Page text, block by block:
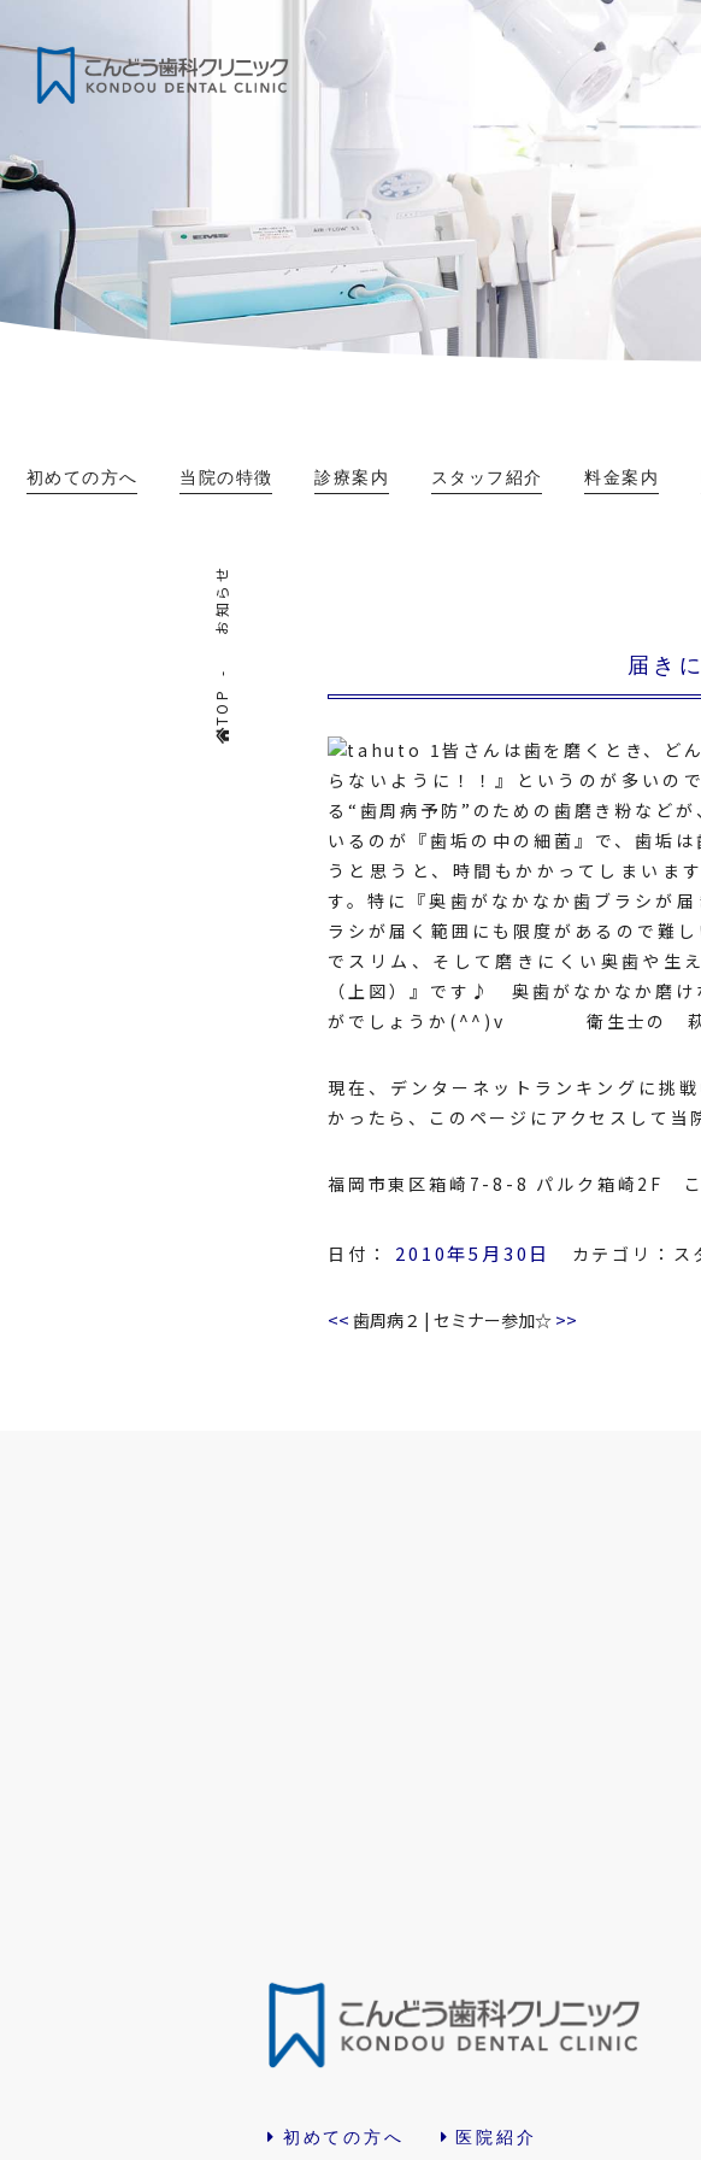
初めての方へ 当院の特徴 診療案内 スタッフ紹介 料金案内
TOP
お知らせ
届き
皆さんは歯を磨くとき、ど
らないように！！』というのが多
る“歯周病予防”のための歯磨き粉など
いるのが『歯垢の中の細菌』で、歯垢
うと思うと、時間もかかってしまいま
す。特に『奥歯がなかなか歯ブラシが
ラシが届く範囲にも限度があるので
でスリム、そして磨きにくい奥歯や生
（上図）』です♪ 奥歯がなかなか磨け
がでしょうか(^^)v 衛生士の
現在、デンターネットランキングに挑戦
かったら、このページにアクセスして当
福岡市東区箱崎7-8-8 パルク箱崎2F こ
日付： 2010年5月30日 カテゴリ： ス
<< 歯周病２ | セミナー参加☆ >>
初めての方へ 医院紹介